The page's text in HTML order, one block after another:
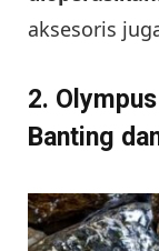
aksesoris
2.
Banting